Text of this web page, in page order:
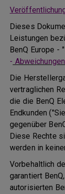
Dieses
Leistungen
BenQ Europe -
-
Die
vertraglichen
die die BenQ
Endkunden
gegenüber
Diese Rechte
werden in
Vorbehaltlich
garantiert
autorisierten